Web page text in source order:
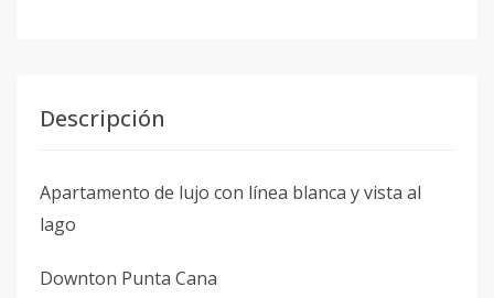
Descripción
Apartamento de lujo con línea blanca y vista al
lago
Downton Punta Cana